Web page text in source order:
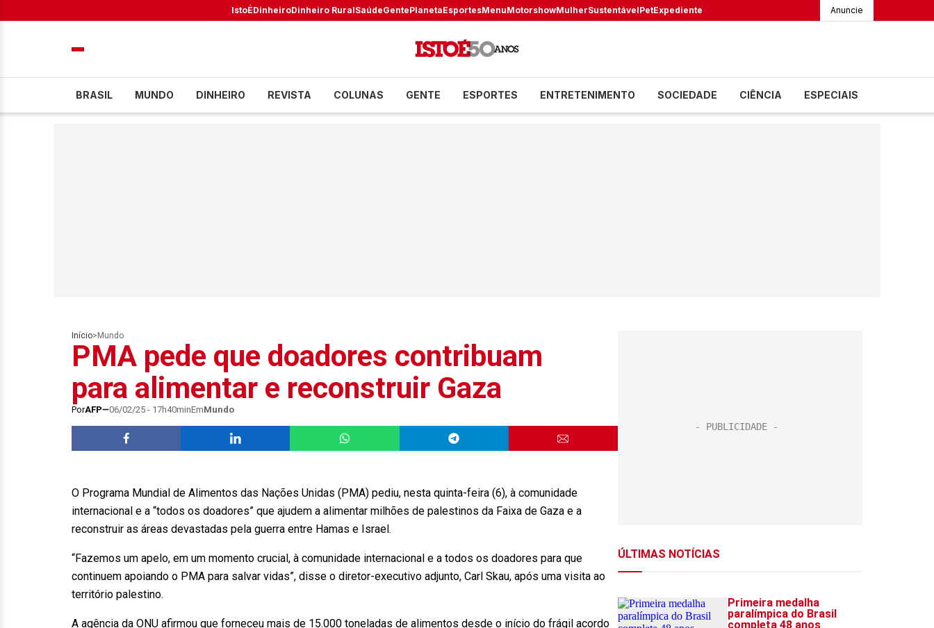
IstoÉDinheiroDinheiro RuralSaúdeGentePlanetaEsportesMenuMotorshowMulherSustentávelPetExpediente Anuncie
BRASIL MUNDO DINHEIRO REVISTA COLUNAS GENTE ESPORTES ENTRETENIMENTO SOCIEDADE CIÊNCIA ESPECIAIS
Início> Mundo
PMA pede que doadores contribuam
para alimentar e reconstruir Gaza
PorAFP 06/02/25 - 17h40minEmMundo
O Programa Mundial de Alimentos das Nações Unidas (PMA) pediu, nesta quinta-feira (6), à comunidade
internacional e a “todos os doadores” que ajudem a alimentar milhões de palestinos da Faixa de Gaza e a
reconstruir as áreas devastadas pela guerra entre Hamas e Israel.
“Fazemos um apelo, em um momento crucial, à comunidade internacional e a todos os doadores para que
continuem apoiando o PMA para salvar vidas”, disse o diretor-executivo adjunto, Carl Skau, após uma visita ao
território palestino.
A agência da ONU afirmou que forneceu mais de 15.000 toneladas de alimentos desde o início do frágil acordo